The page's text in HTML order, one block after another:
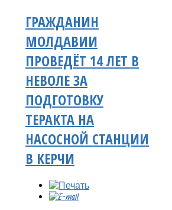
ГРАЖДАНИН
МОЛДАВИИ
ПРОВЕДЁТ 14 ЛЕТ В
НЕВОЛЕ ЗА
ПОДГОТОВКУ
ТЕРАКТА НА
НАСОСНОЙ СТАНЦИИ
В КЕРЧИ